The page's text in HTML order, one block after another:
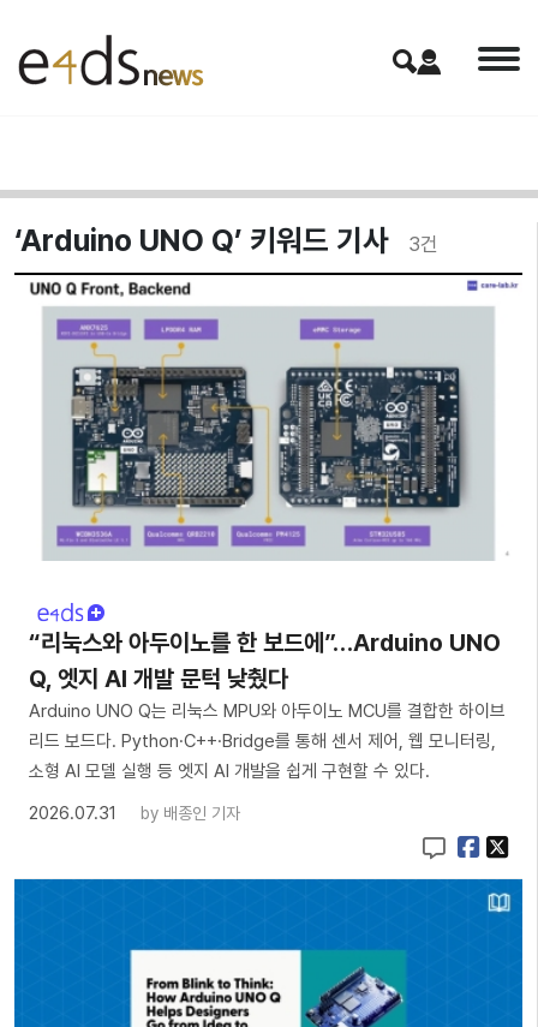
‘Arduino UNO Q’ 키워드 기사 3건
“리눅스와 아두이노를 한 보드에”…Arduino UNO
Q, 엣지 AI 개발 문턱 낮췄다
Arduino UNO Q는 리눅스 MPU와 아두이노 MCU를 결합한 하이브
리드 보드다. Python·C++·Bridge를 통해 센서 제어, 웹 모니터링,
소형 AI 모델 실행 등 엣지 AI 개발을 쉽게 구현할 수 있다.
2026.07.31
by 배종인 기자